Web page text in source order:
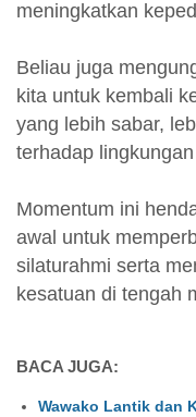
meningkatkan
Beliau juga
kita untuk kembali
yang lebih sabar,
terhadap
Momentum ini
awal untuk
silaturahmi serta
kesatuan di tengah
BACA JUGA:
Wawako Lantik dan